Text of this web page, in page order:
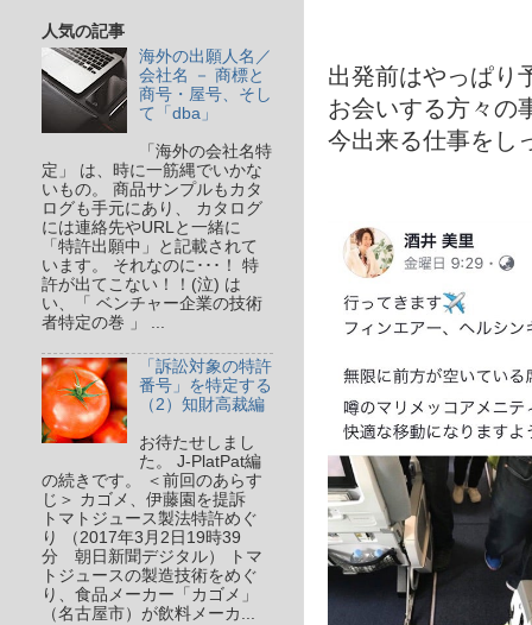
出発前はやっぱり
お会いする方々の
今出来る仕事をし
人気の記事
海外の出願人名／
会社名 － 商標と
商号・屋号、そし
て「dba」
「海外の会社名特
定」 は、時に一筋縄でいかな
いもの。 商品サンプルもカタ
ログも手元にあり、 カタログ
には連絡先やURLと一緒に
「特許出願中」と記載されて
います。 それなのに･･･！ 特
許が出てこない！！(泣) は
い、「 ベンチャー企業の技術
者特定の巻 」 ...
「訴訟対象の特許
番号」を特定する
（2）知財高裁編
お待たせしまし
た。 J-PlatPat編
の続きです。 ＜前回のあらす
じ＞ カゴメ、伊藤園を提訴
トマトジュース製法特許めぐ
り （2017年3月2日19時39
分 朝日新聞デジタル） トマ
トジュースの製造技術をめぐ
り、食品メーカー「カゴメ」
（名古屋市）が飲料メーカ...